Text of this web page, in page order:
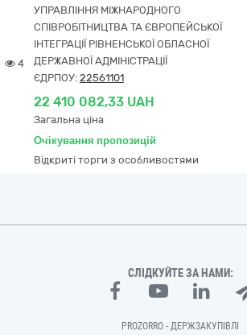
4
УПРАВЛІННЯ МІЖНАРОДНОГО
СПІВРОБІТНИЦТВА ТА ЄВРОПЕЙСЬКОЇ
ІНТЕГРАЦІЇ РІВНЕНСЬКОЇ ОБЛАСНОЇ
ДЕРЖАВНОЇ АДМІНІСТРАЦІЇ
ЄДРПОУ: 22561101
22 410 082,33 UAH
Загальна ціна
Очікування пропозицій
Відкриті торги з особливостями
СЛІДКУЙТЕ ЗА НАМИ:
PROZORRO - ДЕРЖЗАКУПІВЛІ